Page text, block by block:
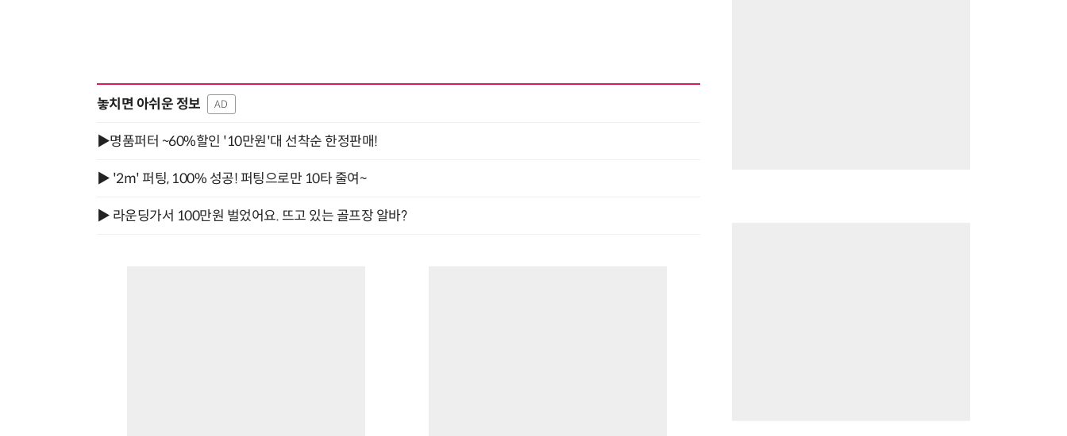
놓치면 아쉬운 정보 AD
▶명품퍼터 ~60%할인 '10만원'대 선착순 한정판매!
▶ '2m' 퍼팅, 100% 성공! 퍼팅으로만 10타 줄여~
▶ 라운딩가서 100만원 벌었어요. 뜨고 있는 골프장 알바?